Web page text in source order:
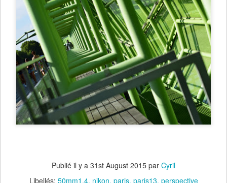
Publié il y a 31st August 2015 par Cyril
Libellés: 50mm1.4 nikon paris paris13 perspective